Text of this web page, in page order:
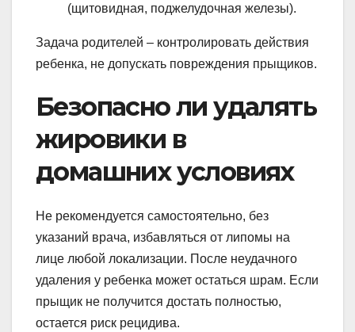
(щитовидная, поджелудочная железы).
Задача родителей – контролировать действия
ребенка, не допускать повреждения прыщиков.
Безопасно ли удалять
жировики в
домашних условиях
Не рекомендуется самостоятельно, без
указаний врача, избавляться от липомы на
лице любой локализации. После неудачного
удаления у ребенка может остаться шрам. Если
прыщик не получится достать полностью,
остается риск рецидива.